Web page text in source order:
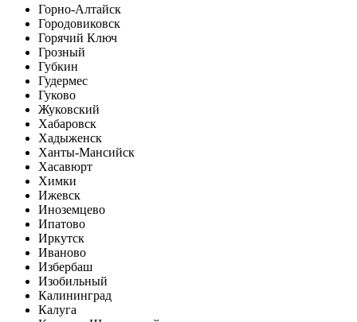
Горно-Алтайск
Городовиковск
Горячий Ключ
Грозный
Губкин
Гудермес
Гуково
Жуковский
Хабаровск
Хадыженск
Ханты-Мансийск
Хасавюрт
Химки
Ижевск
Иноземцево
Ипатово
Иркутск
Иваново
Избербаш
Изобильный
Калининград
Калуга